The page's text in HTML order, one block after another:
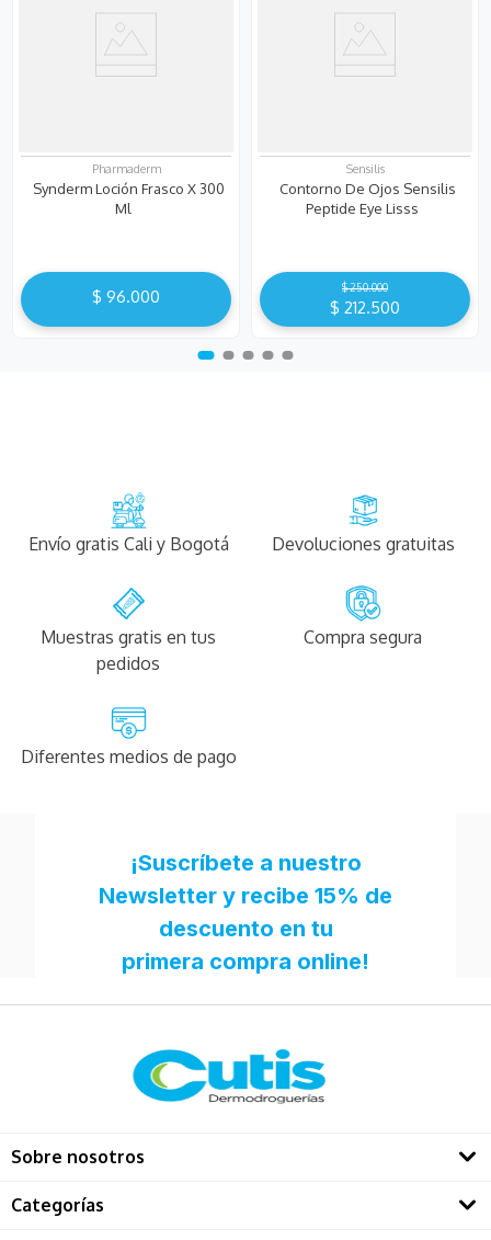
Pharmaderm
Synderm Loción Frasco X 300
Ml
$ 96.000
Sensilis
Contorno De Ojos Sensilis
Peptide Eye Lisss
$250.000
$ 212.500
Envío gratis Cali y Bogotá Devoluciones gratuitas
Muestras gratis en tus
pedidos
Compra segura
Diferentes medios de pago
Sobre nosotros
Quienes somos
Categorías